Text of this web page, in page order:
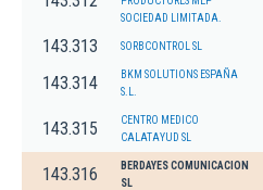
SOCIEDAD LIMITADA.
143.313 SORBCONTROL SL
143.314
BKM SOLUTIONS ESPAÑA
S.L.
143.315
CENTRO MEDICO
CALATAYUD SL
143.316
BERDAYES COMUNICACION
SL